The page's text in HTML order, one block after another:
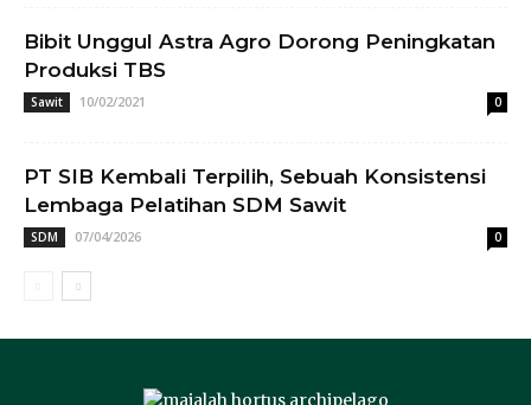
Bibit Unggul Astra Agro Dorong Peningkatan
Produksi TBS
Sawit 10/02/2021 0
PT SIB Kembali Terpilih, Sebuah Konsistensi
Lembaga Pelatihan SDM Sawit
SDM 07/04/2026 0